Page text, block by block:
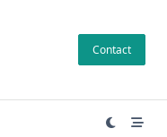
Contact